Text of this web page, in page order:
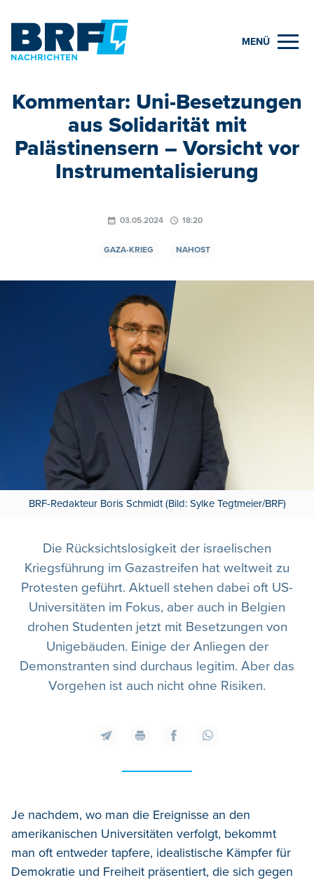
MENÜ
Kommentar: Uni-Besetzungen
aus Solidarität mit
Palästinensern – Vorsicht vor
Instrumentalisierung
03.05.2024 18:20
GAZA-KRIEG NAHOST
BRF-Redakteur Boris Schmidt (Bild: Sylke Tegtmeier/BRF)
Die Rücksichtslosigkeit der israelischen
Kriegsführung im Gazastreifen hat weltweit zu
Protesten geführt. Aktuell stehen dabei oft US-
Universitäten im Fokus, aber auch in Belgien
drohen Studenten jetzt mit Besetzungen von
Unigebäuden. Einige der Anliegen der
Demonstranten sind durchaus legitim. Aber das
Vorgehen ist auch nicht ohne Risiken.
Je nachdem, wo man die Ereignisse an den
amerikanischen Universitäten verfolgt, bekommt
man oft entweder tapfere, idealistische Kämpfer für
Demokratie und Freiheit präsentiert, die sich gegen